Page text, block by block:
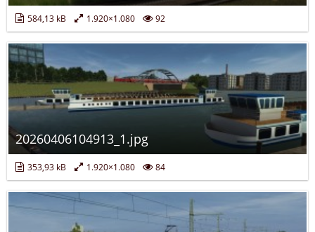
584,13 kB 1.920×1.080 92
20260406104913_1.jpg
353,93 kB 1.920×1.080 84